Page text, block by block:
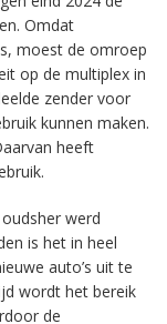
Omdat
moest de omroep
op de multiplex in
zender voor
kunnen maken.
heeft
werd
is het in heel
auto’s uit te
wordt het bereik
de